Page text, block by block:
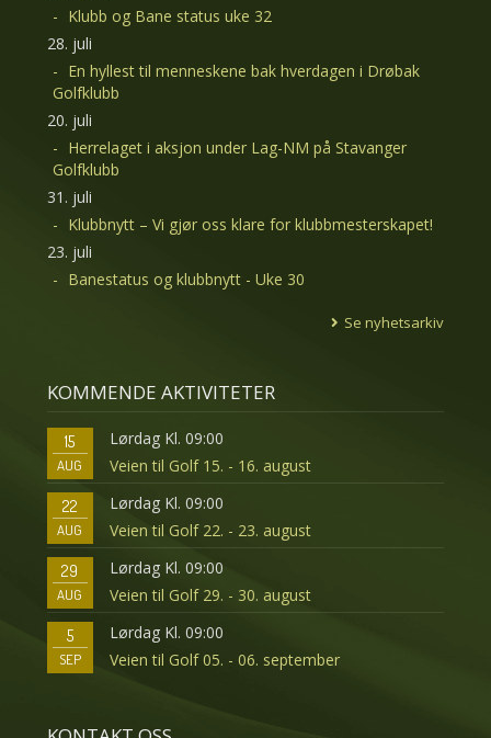
Klubb og Bane status uke 32
28. juli
En hyllest til menneskene bak hverdagen i Drøbak
Golfklubb
20. juli
Herrelaget i aksjon under Lag-NM på Stavanger
Golfklubb
31. juli
Klubbnytt – Vi gjør oss klare for klubbmesterskapet!
23. juli
Banestatus og klubbnytt - Uke 30
Se nyhetsarkiv
KOMMENDE AKTIVITETER
15
AUG
Lørdag Kl. 09:00
Veien til Golf 15. - 16. august
22
AUG
Lørdag Kl. 09:00
Veien til Golf 22. - 23. august
29
AUG
Lørdag Kl. 09:00
Veien til Golf 29. - 30. august
5
SEP
Lørdag Kl. 09:00
Veien til Golf 05. - 06. september